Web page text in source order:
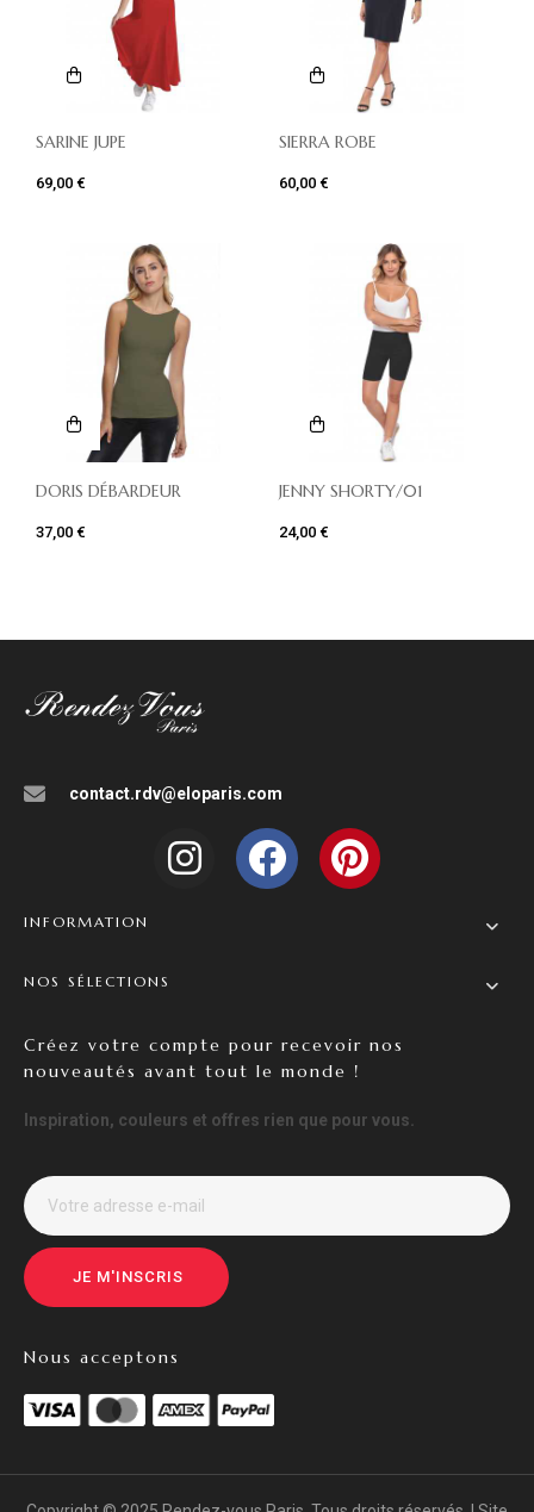
SARINE JUPE
69,00 €
SIERRA ROBE
60,00 €
DORIS DÉBARDEUR
37,00 €
JENNY SHORTY/01
24,00 €
contact.rdv@eloparis.com
INFORMATION
NOS SÉLECTIONS
Créez votre compte pour recevoir nos
nouveautés avant tout le monde !
Inspiration, couleurs et offres rien que pour vous.
JE M'INSCRIS
Nous acceptons